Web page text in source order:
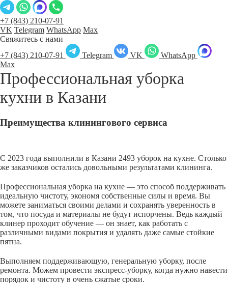
+7 (843) 210-07-91
VK Telegram WhatsApp Max
Свяжитесь с нами
+7 (843) 210-07-91
Telegram VK
WhatsApp
Max
Профессиональная уборка
кухни в Казани
Преимущества клинингового сервиса
С 2023 года выполнили в Казани 2493 уборок на кухне. Столько
же заказчиков остались довольными результатами клининга.
Профессиональная уборка на кухне — это способ поддерживать
идеальную чистоту, экономя собственные силы и время. Вы
можете заниматься своими делами и сохранять уверенность в
том, что посуда и материалы не будут испорчены. Ведь каждый
клинер проходит обучение — он знает, как работать с
различными видами покрытия и удалять даже самые стойкие
пятна.
Выполняем поддерживающую, генеральную уборку, после
ремонта. Можем провести экспресс-уборку, когда нужно навести
порядок и чистоту в очень сжатые сроки.